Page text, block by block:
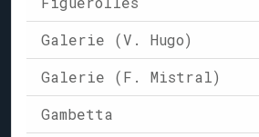
Galerie (V. Hugo)
Galerie (F. Mistral)
Gambetta